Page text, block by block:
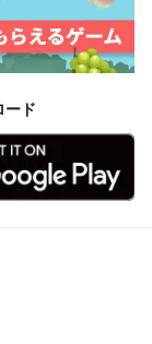
ード